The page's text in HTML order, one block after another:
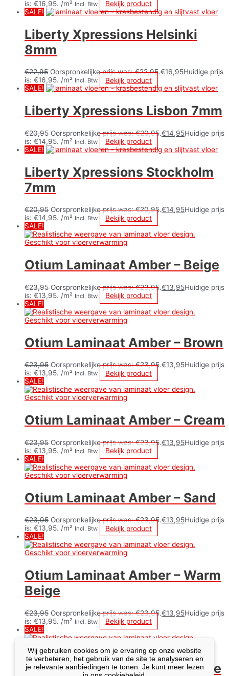
is: €16,95. /m² Incl. Btw
Bekijk product
SALE!
Liberty Xpressions Helsinki
8mm
€22,95 Oorspronkelijke prijs was: €22,95.€16,95Huidige prijs
is: €16,95. /m² Incl. Btw
Bekijk product
SALE!
Liberty Xpressions Lisbon 7mm
€20,95 Oorspronkelijke prijs was: €20,95.€14,95Huidige prijs
is: €14,95. /m² Incl. Btw
Bekijk product
SALE!
Liberty Xpressions Stockholm
7mm
€20,95 Oorspronkelijke prijs was: €20,95.€14,95Huidige prijs
is: €14,95. /m² Incl. Btw
Bekijk product
SALE!
Otium Laminaat Amber – Beige
€23,95 Oorspronkelijke prijs was: €23,95.€13,95Huidige prijs
is: €13,95. /m² Incl. Btw
Bekijk product
SALE!
Otium Laminaat Amber – Brown
€23,95 Oorspronkelijke prijs was: €23,95.€13,95Huidige prijs
is: €13,95. /m² Incl. Btw
Bekijk product
SALE!
Otium Laminaat Amber – Cream
€23,95 Oorspronkelijke prijs was: €23,95.€13,95Huidige prijs
is: €13,95. /m² Incl. Btw
Bekijk product
SALE!
Otium Laminaat Amber – Sand
€23,95 Oorspronkelijke prijs was: €23,95.€13,95Huidige prijs
is: €13,95. /m² Incl. Btw
Bekijk product
SALE!
Otium Laminaat Amber – Warm
Beige
€23,95 Oorspronkelijke prijs was: €23,95.€13,95Huidige prijs
is: €13,95. /m² Incl. Btw
Bekijk product
SALE!
Otium Laminaat Amber – White
Wij gebruiken cookies om je ervaring op onze website
te verbeteren, het gebruik van de site te analyseren en
je relevante aanbiedingen te tonen. Je kunt meer lezen